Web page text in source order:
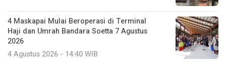
4 Maskapai Mulai Beroperasi di Terminal
Haji dan Umrah Bandara Soetta 7 Agustus
2026
4 Agustus 2026 - 14:40 WIB